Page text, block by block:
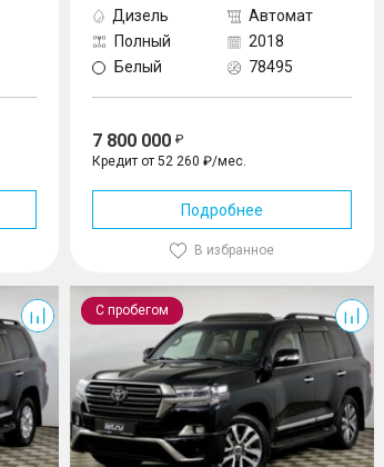
Дизель
Автомат
Полный
2018
Белый
78495
7 800 000
Кредит от 52 260 ₽/мес.
Подробнее
В избранное
С пробегом
Land Cruiser